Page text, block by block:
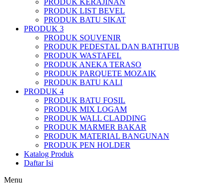
PRODUK KERAJINAN
PRODUK LIST BEVEL
PRODUK BATU SIKAT
PRODUK 3
PRODUK SOUVENIR
PRODUK PEDESTAL DAN BATHTUB
PRODUK WASTAFEL
PRODUK ANEKA TERASO
PRODUK PARQUETE MOZAIK
PRODUK BATU KALI
PRODUK 4
PRODUK BATU FOSIL
PRODUK MIX LOGAM
PRODUK WALL CLADDING
PRODUK MARMER BAKAR
PRODUK MATERIAL BANGUNAN
PRODUK PEN HOLDER
Katalog Produk
Daftar Isi
Menu